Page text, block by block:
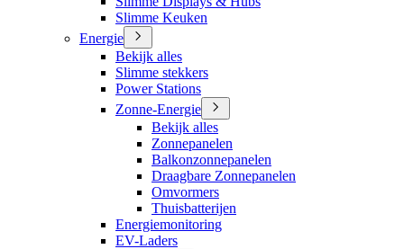
Slimme Keuken
Energie
Bekijk alles
Slimme stekkers
Power Stations
Zonne-Energie
Bekijk alles
Zonnepanelen
Balkonzonnepanelen
Draagbare Zonnepanelen
Omvormers
Thuisbatterijen
Energiemonitoring
EV-Laders